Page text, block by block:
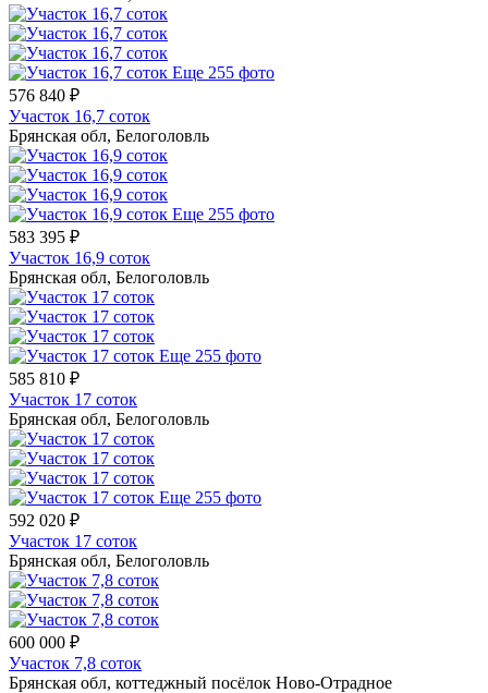
Еще 255 фото
576 840 ₽
Участок 16,7 соток
Брянская обл, Белоголовль
Еще 255 фото
583 395 ₽
Участок 16,9 соток
Брянская обл, Белоголовль
Еще 255 фото
585 810 ₽
Участок 17 соток
Брянская обл, Белоголовль
Еще 255 фото
592 020 ₽
Участок 17 соток
Брянская обл, Белоголовль
600 000 ₽
Участок 7,8 соток
Брянская обл, коттеджный посёлок Ново-Отрадное